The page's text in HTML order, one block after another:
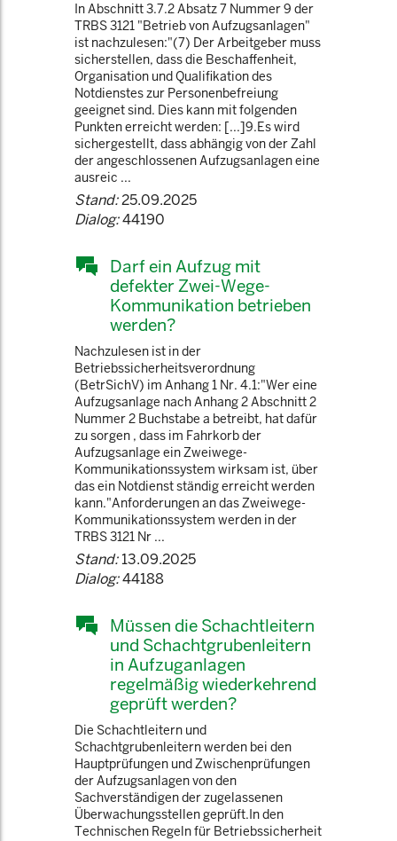
In Abschnitt 3.7.2 Absatz 7 Nummer 9 der
TRBS 3121 "Betrieb von Aufzugsanlagen"
ist nachzulesen:"(7) Der Arbeitgeber muss
sicherstellen, dass die Beschaffenheit,
Organisation und Qualifikation des
Notdienstes zur Personenbefreiung
geeignet sind. Dies kann mit folgenden
Punkten erreicht werden: [...]9.Es wird
sichergestellt, dass abhängig von der Zahl
der angeschlossenen Aufzugsanlagen eine
ausreic ...
Stand:25.09.2025
Dialog:44190
Darf ein Aufzug mit
defekter Zwei-Wege-
Kommunikation betrieben
werden?
Nachzulesen ist in der
Betriebssicherheitsverordnung
(BetrSichV) im Anhang 1 Nr. 4.1:"Wer eine
Aufzugsanlage nach Anhang 2 Abschnitt 2
Nummer 2 Buchstabe a betreibt, hat dafür
zu sorgen , dass im Fahrkorb der
Aufzugsanlage ein Zweiwege-
Kommunikationssystem wirksam ist, über
das ein Notdienst ständig erreicht werden
kann."Anforderungen an das Zweiwege-
Kommunikationssystem werden in der
TRBS 3121 Nr ...
Stand:13.09.2025
Dialog:44188
Müssen die Schachtleitern
und Schachtgrubenleitern
in Aufzuganlagen
regelmäßig wiederkehrend
geprüft werden?
Die Schachtleitern und
Schachtgrubenleitern werden bei den
Hauptprüfungen und Zwischenprüfungen
der Aufzugsanlagen von den
Sachverständigen der zugelassenen
Überwachungsstellen geprüft.In den
Technischen Regeln für Betriebssicherheit